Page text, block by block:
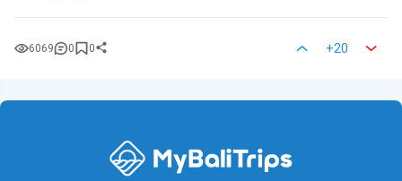
6069 0 0 +20